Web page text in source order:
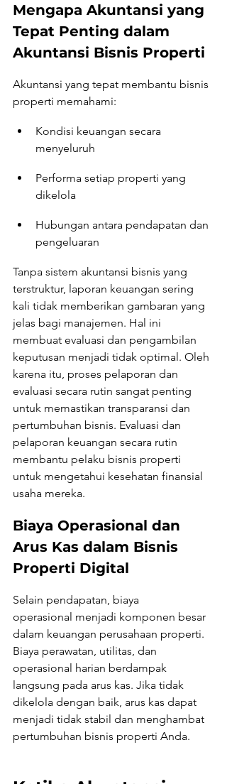
Mengapa Akuntansi yang
Tepat Penting dalam
Akuntansi Bisnis Properti
Akuntansi yang tepat membantu bisnis
properti memahami:
Kondisi keuangan secara
menyeluruh
Performa setiap properti yang
dikelola
Hubungan antara pendapatan dan
pengeluaran
Tanpa sistem akuntansi bisnis yang
terstruktur, laporan keuangan sering
kali tidak memberikan gambaran yang
jelas bagi manajemen. Hal ini
membuat evaluasi dan pengambilan
keputusan menjadi tidak optimal. Oleh
karena itu, proses pelaporan dan
evaluasi secara rutin sangat penting
untuk memastikan transparansi dan
pertumbuhan bisnis. Evaluasi dan
pelaporan keuangan secara rutin
membantu pelaku bisnis properti
untuk mengetahui kesehatan finansial
usaha mereka.
Biaya Operasional dan
Arus Kas dalam Bisnis
Properti Digital
Selain pendapatan, biaya
operasional menjadi komponen besar
dalam keuangan perusahaan properti.
Biaya perawatan, utilitas, dan
operasional harian berdampak
langsung pada arus kas. Jika tidak
dikelola dengan baik, arus kas dapat
menjadi tidak stabil dan menghambat
pertumbuhan bisnis properti Anda.